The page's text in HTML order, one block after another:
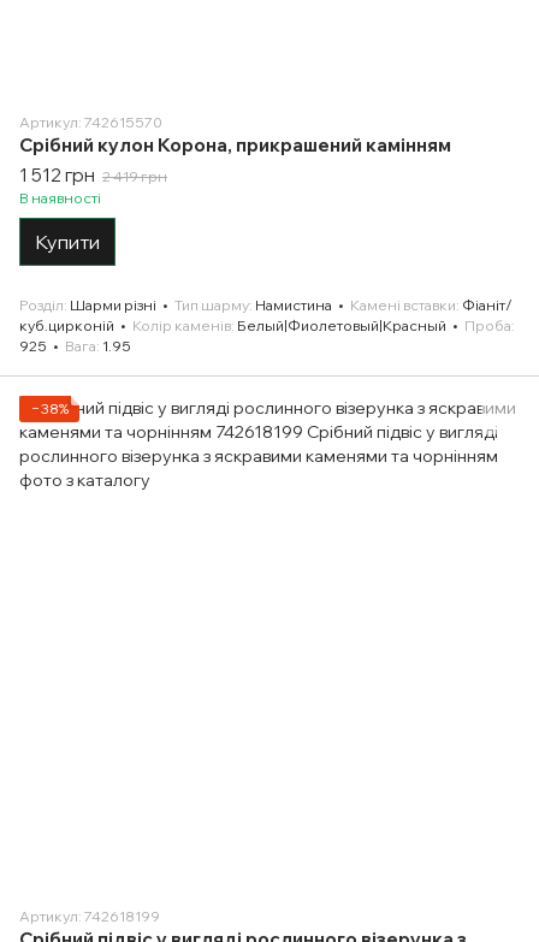
Артикул: 742615570
Срібний кулон Корона, прикрашений камінням
1 512 грн 2 419 грн
В наявності
Купити
Розділ Шарми різні Тип шарму Намистина Камені вставки Фіаніт/
куб.цирконій
Колір каменів Белый|Фиолетовый|Красный
Проба
925
Вага 1.95
−38%
Артикул: 742618199